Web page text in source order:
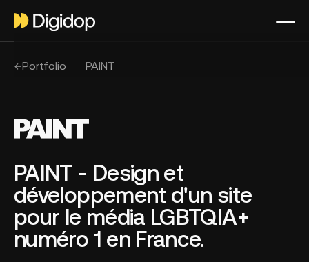
Portfolio PAINT
PAINT - Design et
développement d'un site
pour le média LGBTQIA+
numéro 1 en France.